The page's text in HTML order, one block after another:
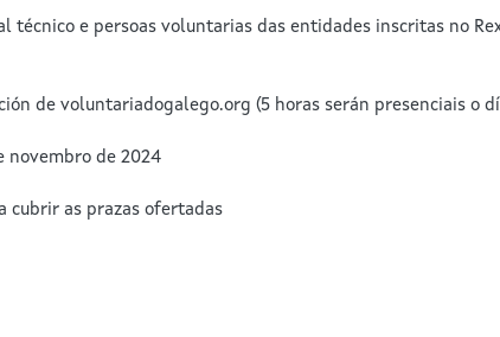
técnico e persoas voluntarias das entidades inscritas no
de voluntariadogalego.org (5 horas serán presenciais o
novembro de 2024
cubrir as prazas ofertadas